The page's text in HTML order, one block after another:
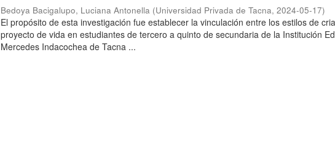
Bedoya Bacigalupo, Luciana Antonella (Universidad Privada de Tacna,2024-05-17)
El propósito de esta investigación fue establecer la vinculación entre los estilos de
proyecto de vida en estudiantes de tercero a quinto de secundaria de la Institución
Mercedes Indacochea de Tacna ...